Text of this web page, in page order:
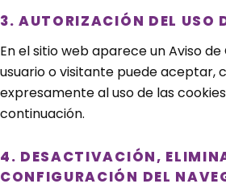
3. AUTORIZACIÓN DEL USO
En el sitio web aparece un Aviso de
usuario o visitante puede aceptar,
expresamente al uso de las
continuación.
4. DESACTIVACIÓN,
CONFIGURACIÓN DEL